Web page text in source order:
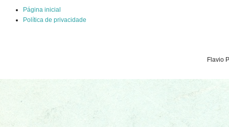
Página inicial
Política de privacidade
Flavio